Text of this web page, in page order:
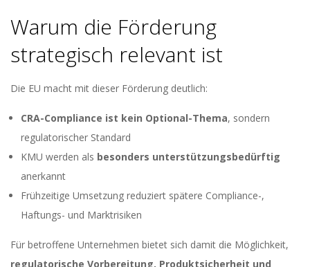
Warum die Förderung
strategisch relevant ist
Die EU macht mit dieser Förderung deutlich:
CRA-Compliance ist kein Optional-Thema, sondern
regulatorischer Standard
KMU werden als besonders unterstützungsbedürftig
anerkannt
Frühzeitige Umsetzung reduziert spätere Compliance-,
Haftungs- und Marktrisiken
Für betroffene Unternehmen bietet sich damit die Möglichkeit,
regulatorische Vorbereitung, Produktsicherheit und